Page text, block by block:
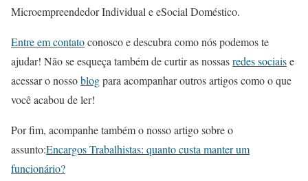
Microempreendedor Individual e eSocial Doméstico.
Entre em contatoconosco e descubra como nós podemos te
ajudar! Não se esqueça também de curtir as nossasredes sociaise
acessar o nossoblogpara acompanhar outros artigos como o que
você acabou de ler!
Por fim, acompanhe também o nosso artigo sobre o
assunto:Encargos Trabalhistas: quanto custa manter um
funcionário?